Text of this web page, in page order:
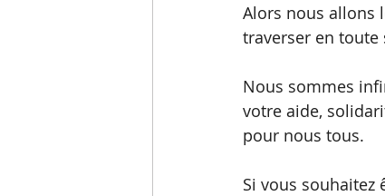
Alors nous allons
traverser en
Nous sommes
votre aide,
pour nous tous.
Si vous souhaitez